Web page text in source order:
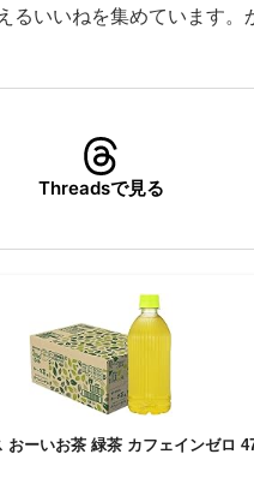
新トレンド
ミュニティ
く分かる
るいいねを集めています。
Threadsで見る
おーいお茶 緑茶 カフェインゼロ